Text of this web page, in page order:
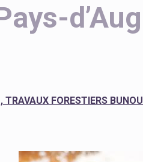
FORESTIERS